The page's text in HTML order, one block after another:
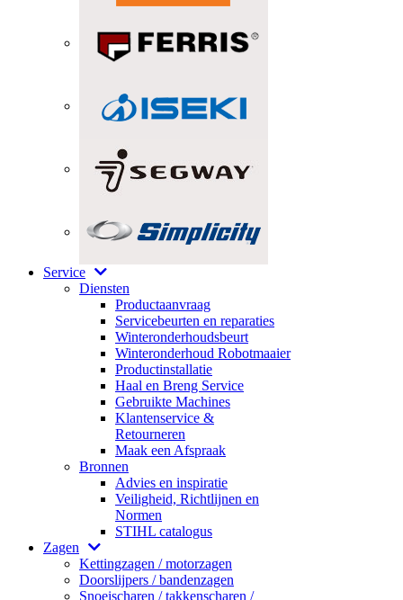
Service
Diensten
Productaanvraag
Servicebeurten en reparaties
Winteronderhoudsbeurt
Winteronderhoud Robotmaaier
Productinstallatie
Haal en Breng Service
Gebruikte Machines
Klantenservice &
Retourneren
Maak een Afspraak
Bronnen
Advies en inspiratie
Veiligheid, Richtlijnen en
Normen
STIHL catalogus
Zagen
Kettingzagen / motorzagen
Doorslijpers / bandenzagen
Snoeischaren / takkenscharen /